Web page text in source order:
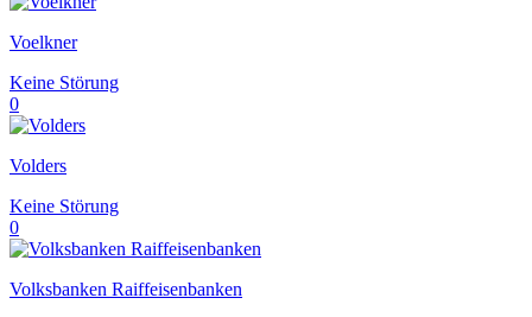
Voelkner
Keine Störung
0
Volders
Keine Störung
0
Volksbanken Raiffeisenbanken